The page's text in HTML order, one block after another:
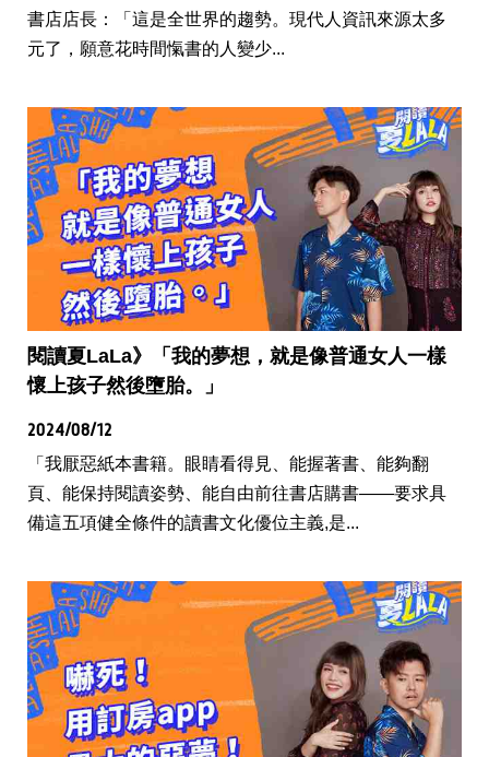
書店店長：「這是全世界的趨勢。現代人資訊來源太多
元了，願意花時間愾書的人變少...
閱讀夏LaLa》「我的夢想，就是像普通女人一樣
懷上孩子然後墮胎。」
2024/08/12
「我厭惡紙本書籍。眼睛看得見、能握著書、能夠翻
頁、能保持閱讀姿勢、能自由前往書店購書——要求具
備這五項健全條件的讀書文化優位主義,是...